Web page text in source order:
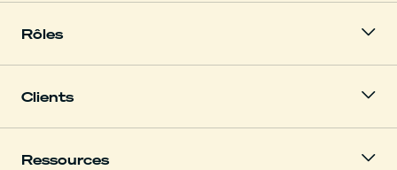
Rôles
Clients
Ressources